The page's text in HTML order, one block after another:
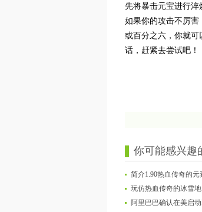
先将暴击元宝进行淬
如果你的攻击不厉害
或百分之六，你就可
话，赶紧去尝试吧！
你可能感兴趣
简介1.90热血传奇的元
玩仿热血传奇的冰雪
阿里巴巴确认在美启